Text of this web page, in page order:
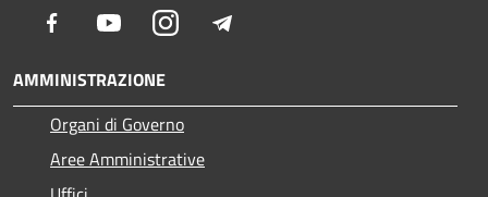
Facebook YoutubeInstagram
AMMINISTRAZIONE
Organi di Governo
Aree Amministrative